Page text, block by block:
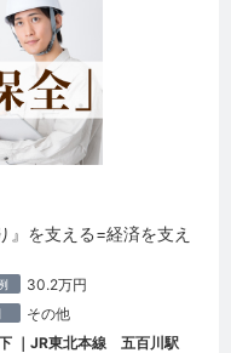
を支える=経済を支え
30.2万円
その他
｜JR東北本線 五百川駅